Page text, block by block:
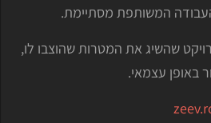
המשותפת מסתיימת.
שהשיג את המטרות שהוצבו לו,
באופן עצמאי.